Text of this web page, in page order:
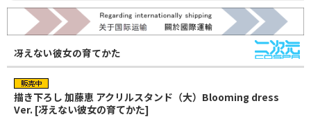
冴えない彼女の育てかた
描き下ろし 加藤恵 アクリルスタンド（大）Blooming dress
Ver. [冴えない彼女の育てかた]